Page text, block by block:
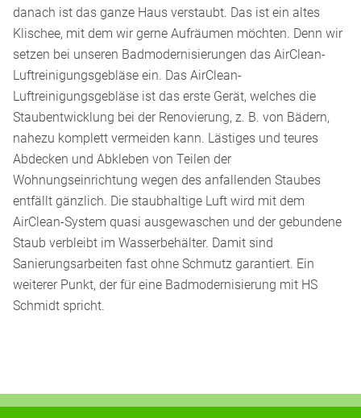
danach ist das ganze Haus verstaubt. Das ist ein altes
Klischee, mit dem wir gerne Aufräumen möchten. Denn wir
setzen bei unseren Badmodernisierungen das AirClean-
Luftreinigungsgebläse ein. Das AirClean-
Luftreinigungsgebläse ist das erste Gerät, welches die
Staubentwicklung bei der Renovierung, z. B. von Bädern,
nahezu komplett vermeiden kann. Lästiges und teures
Abdecken und Abkleben von Teilen der
Wohnungseinrichtung wegen des anfallenden Staubes
entfällt gänzlich. Die staubhaltige Luft wird mit dem
AirClean-System quasi ausgewaschen und der gebundene
Staub verbleibt im Wasserbehälter. Damit sind
Sanierungsarbeiten fast ohne Schmutz garantiert. Ein
weiterer Punkt, der für eine Badmodernisierung mit HS
Schmidt spricht.